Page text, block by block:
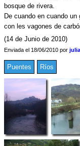
bosque de rivera.
De cuando en cuando
con les vagones de
(14 de Junio de 2010)
Enviada el 18/06/2010 por
Puentes Ríos